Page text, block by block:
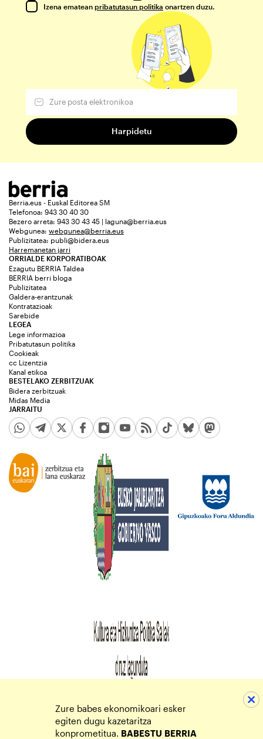
Izena ematean pribatutasun politika onartzen duzu.
Berria.eus - Euskal Editorea SM
Telefonoa: 943 30 40 30
Bezero arreta: 943 30 43 45 | laguna@berria.eus
Webgunea: webgunea@berria.eus
Publizitatea: publi@bidera.eus
Harremanetan jarri
ORRIALDE KORPORATIBOAK
Ezagutu BERRIA Taldea
BERRIA berri bloga
Publizitatea
Galdera-erantzunak
Kontratazioak
Sarebide
JARRAITU
LEGEA
Lege informazioa
Pribatutasun politika
Cookieak
cc Lizentzia
Kanal etikoa
BESTELAKO ZERBITZUAK
Bidera zerbitzuak
Midas Media
Zure babes ekonomikoari esker
egiten dugu kazetaritza
konprometitua. BABESTU BERRIA